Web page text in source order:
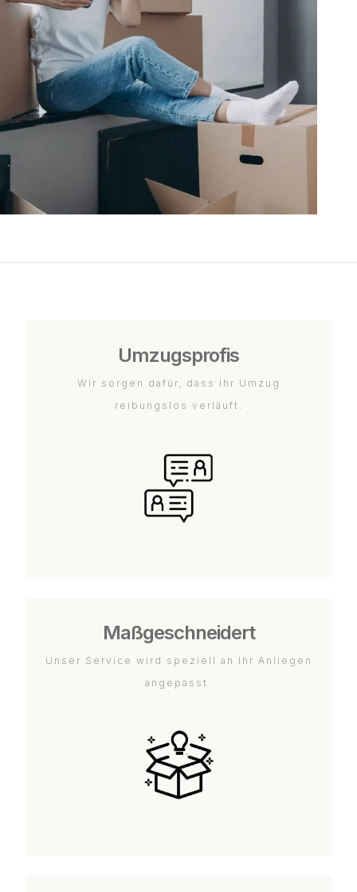
Umzugsprofis
Wir sorgen dafür, dass Ihr Umzug
reibungslos verläuft.
Maßgeschneidert
Unser Service wird speziell an Ihr Anliegen
angepasst.